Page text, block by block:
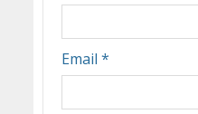
Email *